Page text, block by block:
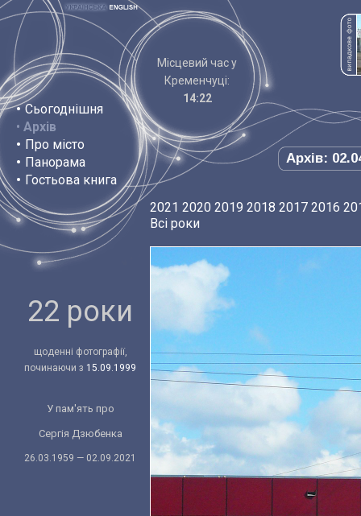
• Сьогоднішня
• Архів
• Про місто
• Панорама
• Гостьова книга
Місцевий час у
Кременчуці:
14:22
Архів:
22 роки
щоденні фотографії,
починаючи з 15.09.1999
У пам'ять про
Сергія Дзюбенка
26.03.1959 — 02.09.2021
2021 2020 2019 2018 2017 2016
Всі роки